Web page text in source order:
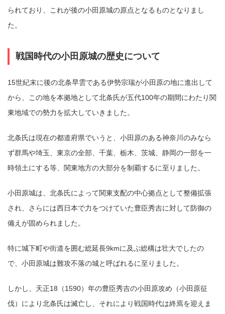
られており、これが後の小田原城の原点となるものとなりまし
た。
戦国時代の小田原城の歴史について
15世紀末に後の北条早雲である伊勢宗瑞が小田原の地に進出して
から、この地を本拠地として北条氏が五代100年の期間にわたり関
東地域での勢力を拡大していきました。
北条氏は現在の都道府県でいうと、小田原のある神奈川のみなら
ず群馬や埼玉、東京の全部、千葉、栃木、茨城、静岡の一部を一
時領土にする等、関東地方の大部分を制覇するに至りました。
小田原城は、北条氏によって関東支配の中心拠点として整備拡張
され、さらには西日本で力をつけていた豊臣秀吉に対して防御の
備えが固められました。
特に城下町や街道を囲む総延長9kmに及ぶ総構は壮大でしたの
で、小田原城は難攻不落の城と呼ばれるに至りました。
しかし、天正18（1590）年の豊臣秀吉の小田原攻め（小田原征
伐）により北条氏は滅亡し、それにより戦国時代は終焉を迎えま